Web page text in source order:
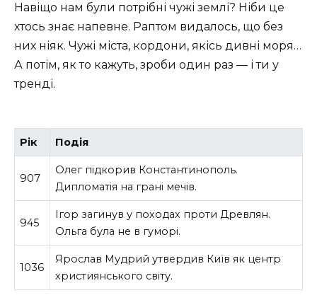
Навіщо нам були потрібні чужі землі? Ніби це
хтось знає напевне. Раптом видалось, що без
них ніяк. Чужі міста, кордони, якісь дивні моря…
А потім, як то кажуть, зроби один раз — і ти у
тренді.
Рік Подія
907
Олег підкорив Константинополь.
Дипломатія на грані мечів.
945
Ігор загинув у походах проти Древлян.
Ольга була не в гуморі.
1036
Ярослав Мудрий утвердив Київ як центр
християнського світу.